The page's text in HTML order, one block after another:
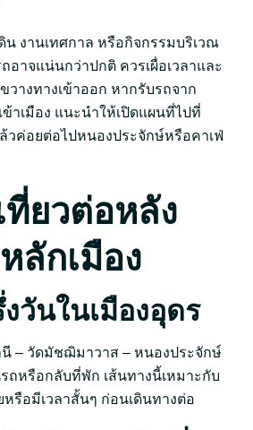
งานเทศกาล หรือกิจกรรมบริเวณ
อาจแน่นกว่าปกติ ควรเผื่อเวลาและ
วางทางเข้าออก หากรับรถจาก
าเมือง แนะนำให้เปิดแผนที่ไปที่
วค่อยต่อไปหนองประจักษ์หรือคาเฟ่
ที่ยวต่อหลัง
ลักเมือง
วันในเมืองอุดร
– วัดมัชฌิมาวาส – หนองประจักษ์
ถหรือกลับที่พัก เส้นทางนี้เหมาะกับ
รือมีเวลาสั้นๆ ก่อนเดินทางต่อ